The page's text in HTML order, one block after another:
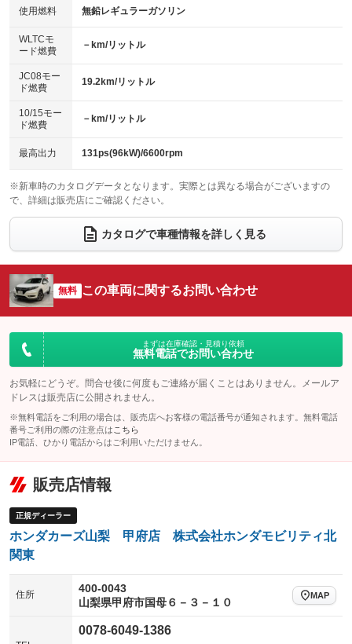
100V電源
：装備なし
センターデフロック
：装備なし
電動格納ミラー
：装備なし
バックカメラ
：装備あり
エアロ
：装備なし
：装備なし
パワーシート
ベンチシート
：装備なし
チップアップシート
：装備なし
：装備なし ：装備あり
ウォークスルー
：装備なし
電動リアゲート フロントカメラ
：装備なし
：装備なし ：装備なし
サイドカメラ
：装備なし ルーフレール
：装備なし
：装備なし
：装備なし
使用燃料 無鉛レギュラーガソリン
WLTCモ
ード燃費
－km/リットル
JC08モー
ド燃費
19.2km/リットル
10/15モー
ド燃費
－km/リットル
最高出力 131ps(96kW)/6600rpm
※新車時のカタログデータとなります。実際とは異なる場合がございますの
で、詳細は販売店にご確認ください。
カタログで車種情報を詳しく見る
無料 この車両に関するお問い合わせ
まずは在庫確認・見積り依頼
無料電話でお問い合わせ
お気軽にどうぞ。問合せ後に何度もご連絡が届くことはありません。メールア
ドレスは販売店に公開されません。
※無料電話をご利用の場合は、販売店へお客様の電話番号が通知されます。無料電話
番号ご利用の際の注意点は こちら
IP電話、ひかり電話からはご利用いただけません。
販売店情報
正規ディーラー
ホンダカーズ山梨 甲府店 株式会社ホンダモビリティ北
関東
住所
400-0043
山梨県甲府市国母６－３－１０
MAP
0078-6049-1386